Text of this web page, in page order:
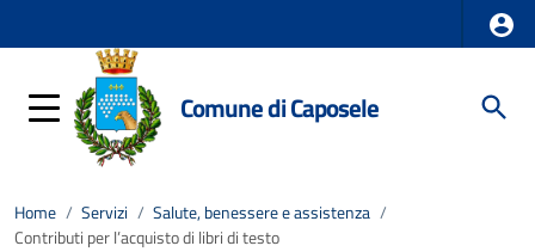
Comune di Caposele
Home / Servizi / Salute, benessere e assistenza /
Contributi per l’acquisto di libri di testo